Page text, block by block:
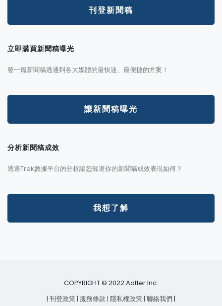
刊登新聞稿
立即購買新聞稿曝光
發一篇新聞稿透通到各大媒體的最快速、最便捷的方案！
讓新聞稿曝光
分析新聞稿成效
透過Trek數據平台的分析讓您知道你的新聞稿成效表現如何？
我想了解
COPYRIGHT © 2022 Aotter Inc.
| 刊登政策| 服務條款 | 隱私權政策| 聯絡我們 |